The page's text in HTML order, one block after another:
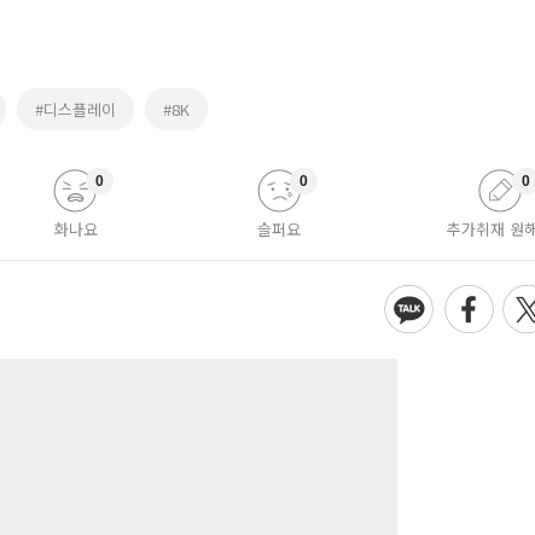
#디스플레이 #8K
화나요
0
슬퍼요
0
추가취재 원
0